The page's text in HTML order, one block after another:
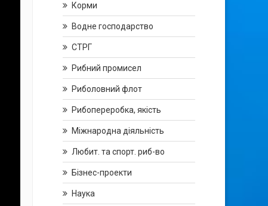
Корми
Водне господарство
СТРГ
Рибний промисел
Риболовний флот
Рибопереробка, якість
Міжнародна діяльність
Любит. та спорт. риб-во
Бізнес-проекти
Наука